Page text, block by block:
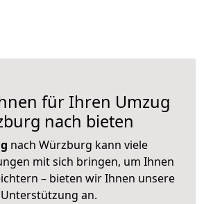
für Ihren Umzug
nach bieten
nach Würzburg kann viele
mit sich bringen, um Ihnen
– bieten wir Ihnen unsere
Unterstützung an.